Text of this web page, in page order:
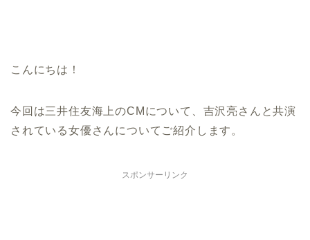
こんにちは！
今回は三井住友海上のCMについて、吉沢亮さんと共演
されている女優さんについてご紹介します。
スポンサーリンク